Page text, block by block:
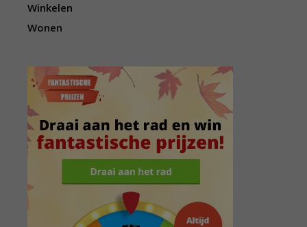
Winkelen
Wonen